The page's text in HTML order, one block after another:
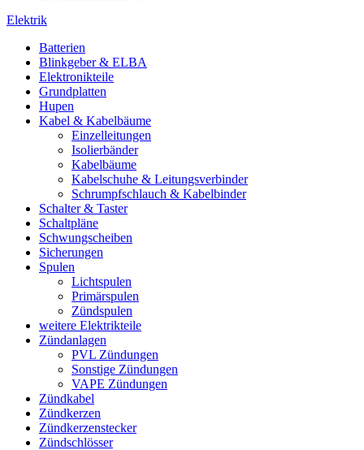
Elektrik
Batterien
Blinkgeber & ELBA
Elektronikteile
Grundplatten
Hupen
Kabel & Kabelbäume
Einzelleitungen
Isolierbänder
Kabelbäume
Kabelschuhe & Leitungsverbinder
Schrumpfschlauch & Kabelbinder
Schalter & Taster
Schaltpläne
Schwungscheiben
Sicherungen
Spulen
Lichtspulen
Primärspulen
Zündspulen
weitere Elektrikteile
Zündanlagen
PVL Zündungen
Sonstige Zündungen
VAPE Zündungen
Zündkabel
Zündkerzen
Zündkerzenstecker
Zündschlösser